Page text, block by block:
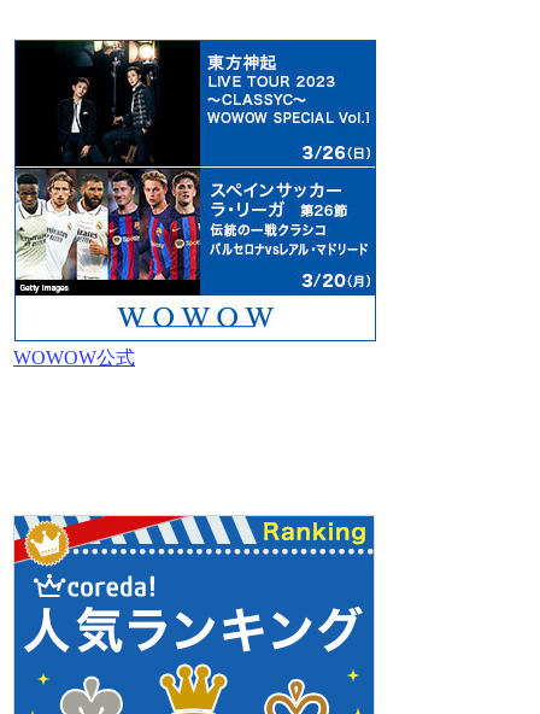
WOWOW公式